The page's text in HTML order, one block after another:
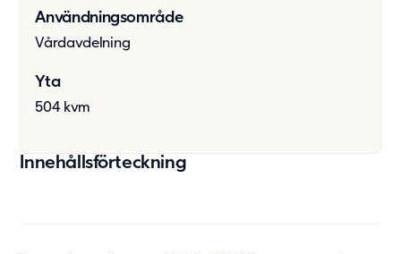
Om oss
Om Adapteo
Kontakt
Press & Media
Användningsområde
Vårdavdelning
Yta
504 kvm
Innehållsförteckning